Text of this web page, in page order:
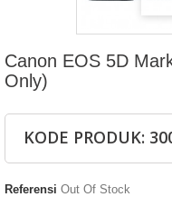
Canon EOS 5D
Only)
KODE PRODUK:
Referensi Out Of Stock